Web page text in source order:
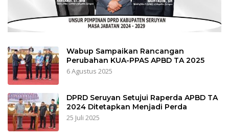
Wabup Sampaikan Rancangan
Perubahan KUA-PPAS APBD TA 2025
6 Agustus 2025
DPRD Seruyan Setujui Raperda APBD TA
2024 Ditetapkan Menjadi Perda
25 Juli 2025